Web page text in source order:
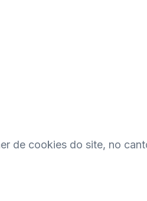
de cookies do site, no